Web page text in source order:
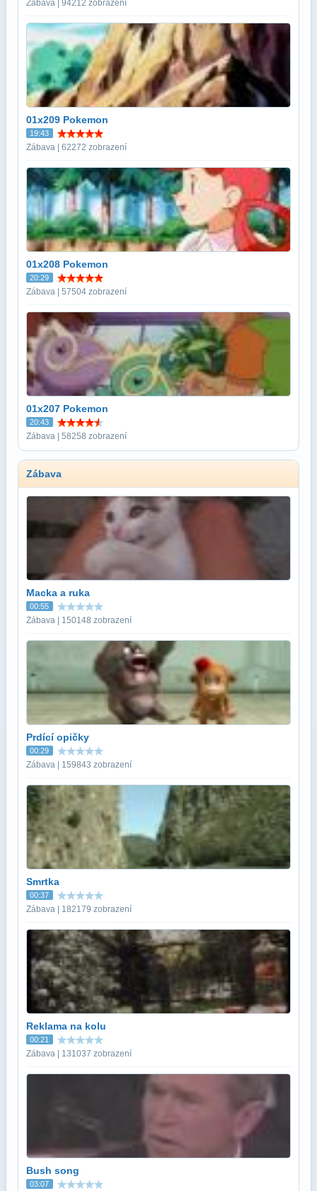
Zábava | 94212 zobrazení
01x209 Pokemon
19:43
Zábava | 62272 zobrazení
01x208 Pokemon
20:29
Zábava | 57504 zobrazení
01x207 Pokemon
20:43
Zábava | 58258 zobrazení
Zábava
Macka a ruka
00:55
Zábava | 150148 zobrazení
Prdící opičky
00:29
Zábava | 159843 zobrazení
Smrtka
00:37
Zábava | 182179 zobrazení
Reklama na kolu
00:21
Zábava | 131037 zobrazení
Bush song
03:07